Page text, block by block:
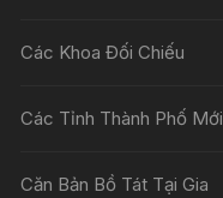
Các Khoa Đối Chiếu
Các Tỉnh Thành Phố Mới
Căn Bản Bồ Tát Tại Gia